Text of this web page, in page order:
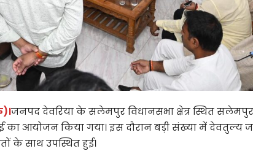
जनपद देवरिया के सलेमपुर विधानसभा क्षेत्र स्थित
का आयोजन किया गया। इस दौरान बड़ी संख्या में देवतुल्य
के साथ उपस्थित हुई।